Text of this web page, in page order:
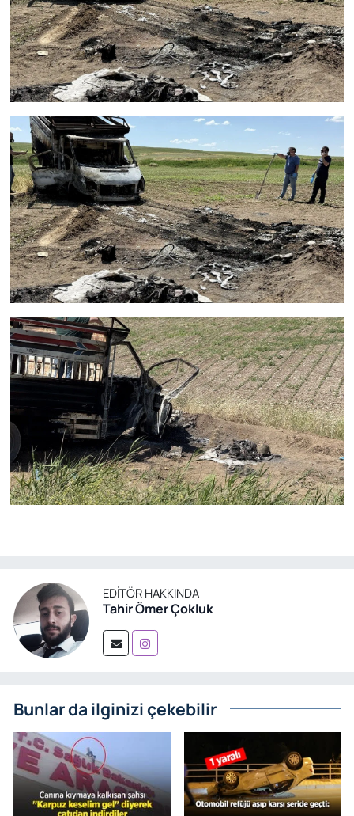
EDITÖR HAKKINDA
Tahir Ömer Çokluk
Bunlar da ilginizi çekebilir